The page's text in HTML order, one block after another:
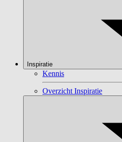
Inspiratie
Kennis
Overzicht Inspiratie